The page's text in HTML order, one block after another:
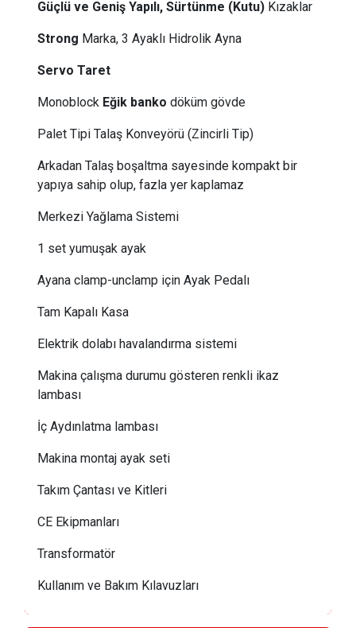
Güçlü ve Geniş Yapılı, Sürtünme (Kutu) Kızaklar
Strong Marka, 3 Ayaklı Hidrolik Ayna
Servo Taret
Monoblock Eğik banko döküm gövde
Palet Tipi Talaş Konveyörü (Zincirli Tip)
Arkadan Talaş boşaltma sayesinde kompakt bir
yapıya sahip olup, fazla yer kaplamaz
Merkezi Yağlama Sistemi
1 set yumuşak ayak
Ayana clamp-unclamp için Ayak Pedalı
Tam Kapalı Kasa
Elektrik dolabı havalandırma sistemi
Makina çalışma durumu gösteren renkli ikaz
lambası
İç Aydınlatma lambası
Makina montaj ayak seti
Takım Çantası ve Kitleri
CE Ekipmanları
Transformatör
Kullanım ve Bakım Kılavuzları